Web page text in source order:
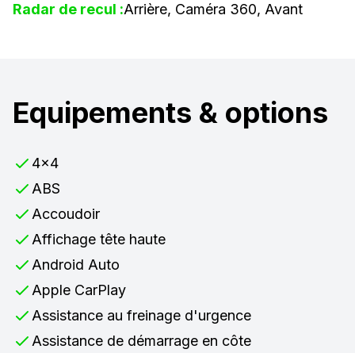
Radar de recul :Arrière, Caméra 360, Avant
Equipements & options
4x4
ABS
Accoudoir
Affichage tête haute
Android Auto
Apple CarPlay
Assistance au freinage d'urgence
Assistance de démarrage en côte